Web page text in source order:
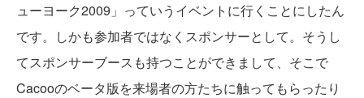
ューヨーク2009」っていうイベントに行くことにしたん
です。しかも参加者ではなくスポンサーとして。そうし
てスポンサーブースも持つことができまして、そこで
Cacooのベータ版を来場者の方たちに触ってもらったり